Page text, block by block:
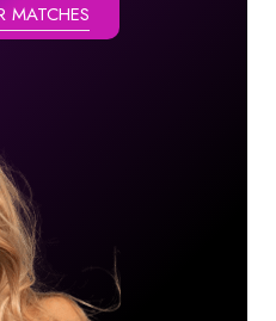
MATCHES